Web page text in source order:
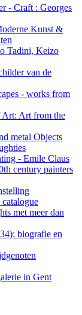
- Craft : Georges
Kunst &
Tadini, Keizo
van de
- works from
Art: Art from the
metal Objects
- Emile Claus
century painters
met meer dan
biografie en
in Gent